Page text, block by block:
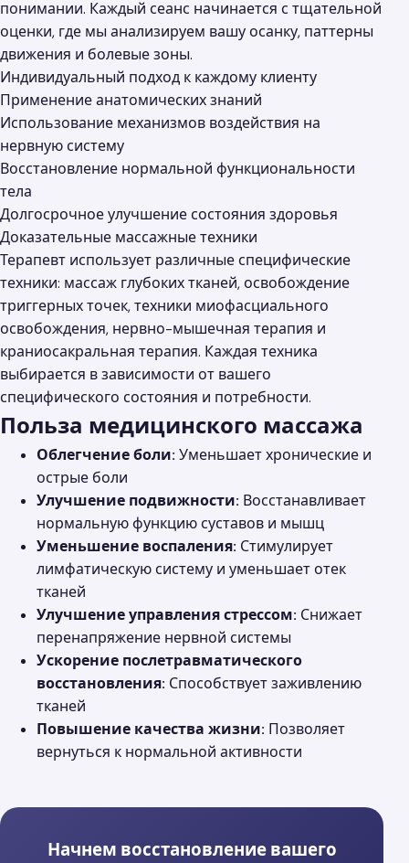
понимании. Каждый сеанс начинается с тщательной
оценки, где мы анализируем вашу осанку, паттерны
движения и болевые зоны.
Индивидуальный подход к каждому клиенту
Применение анатомических знаний
Использование механизмов воздействия на
нервную систему
Восстановление нормальной функциональности
тела
Долгосрочное улучшение состояния здоровья
Доказательные массажные техники
Терапевт использует различные специфические
техники: массаж глубоких тканей, освобождение
триггерных точек, техники миофасциального
освобождения, нервно-мышечная терапия и
краниосакральная терапия. Каждая техника
выбирается в зависимости от вашего
специфического состояния и потребности.
Польза медицинского массажа
Облегчение боли: Уменьшает хронические и
острые боли
Улучшение подвижности: Восстанавливает
нормальную функцию суставов и мышц
Уменьшение воспаления: Стимулирует
лимфатическую систему и уменьшает отек
тканей
Улучшение управления стрессом: Снижает
перенапряжение нервной системы
Ускорение послетравматического
восстановления: Способствует заживлению
тканей
Повышение качества жизни: Позволяет
вернуться к нормальной активности
Начнем восстановление вашего